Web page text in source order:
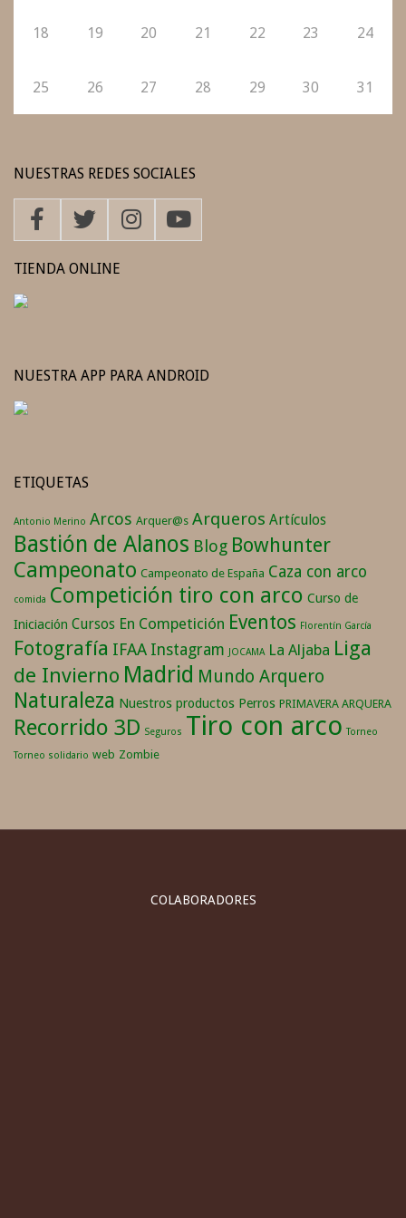
18 19 20 21 22 23 24
25 26 27 28 29 30 31
NUESTRAS REDES SOCIALES
TIENDA ONLINE
NUESTRA APP PARA ANDROID
ETIQUETAS
Antonio Merino Arcos Arquer@s Arqueros Artículos
Bastión de Alanos Blog Bowhunter
Campeonato Campeonato de España Caza con arco
comida Competición tiro con arco Curso de
Iniciación Cursos En Competición Eventos Florentín García
Fotografía IFAA Instagram JOCAMA La Aljaba Liga
de Invierno Madrid Mundo Arquero
Naturaleza Nuestros productos Perros PRIMAVERA ARQUERA
Recorrido 3D Seguros Tiro con arco Torneo
Torneo solidario web Zombie
COLABORADORES